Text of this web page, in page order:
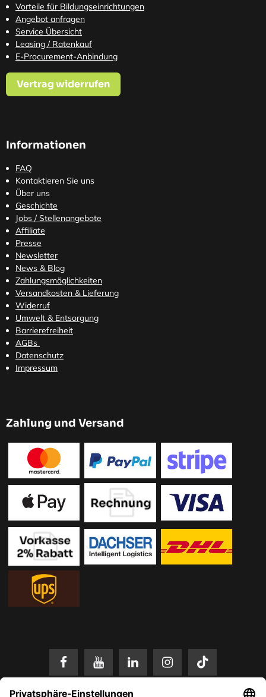
Vorteile für Bildungseinrichtungen
Angebot anfragen
Service Übersicht
Leasing / Ratenkauf
E-Procurement-Anbindung
Vertrag widerrufen
Informationen
FAQ
Kontaktieren Sie uns
Über uns
Geschichte
Jobs / Stellenangebote
Affiliate
Presse
Newsletter
News & Blog
Zahlungsmöglichkeiten
Versandkosten & Lieferung
Widerruf
Umwelt & Entsorgung
Barrierefreiheit
AGBs
Datenschutz
Impressum
Zahlung und Versand